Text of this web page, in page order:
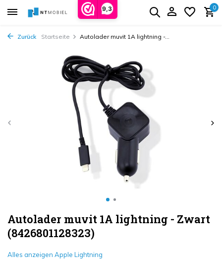
9,3 0
Zurück Startseite Autolader muvit 1A lightning -...
Autolader muvit 1A lightning - Zwart
(8426801128323)
Alles anzeigen Apple Lightning